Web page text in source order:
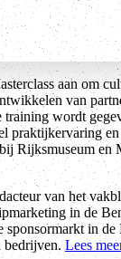
aan om
van
training wordt
praktijkervaring
Rijksmuseum
van het
in de
sponsormarkt in
bedrijven.Lees